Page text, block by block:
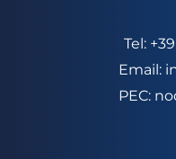
Tel:
Email:
PEC: